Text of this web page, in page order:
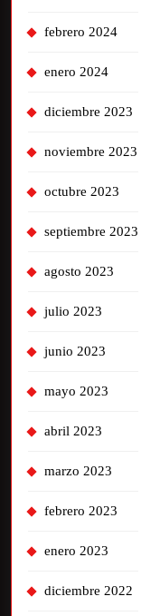
febrero 2024
enero 2024
diciembre 2023
noviembre 2023
octubre 2023
septiembre 2023
agosto 2023
julio 2023
junio 2023
mayo 2023
abril 2023
marzo 2023
febrero 2023
enero 2023
diciembre 2022